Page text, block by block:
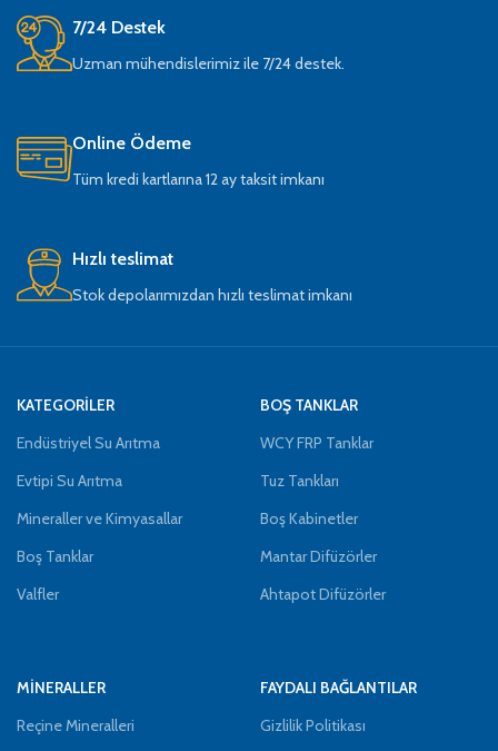
7/24 Destek
Uzman mühendislerimiz ile 7/24 destek.
Online Ödeme
Tüm kredi kartlarına 12 ay taksit imkanı
Hızlı teslimat
Stok depolarımızdan hızlı teslimat imkanı
KATEGORİLER
Endüstriyel Su Arıtma
Evtipi Su Arıtma
Mineraller ve Kimyasallar
Boş Tanklar
Valfler
BOŞ TANKLAR
WCY FRP Tanklar
Tuz Tankları
Boş Kabinetler
Mantar Difüzörler
Ahtapot Difüzörler
MİNERALLER
Reçine Mineralleri
FAYDALI BAĞLANTILAR
Gizlilik Politikası